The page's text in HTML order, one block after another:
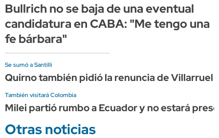
Bullrich no se baja de una eventual
candidatura en CABA: "Me tengo una
fe bárbara"
Se sumó a Santilli
Quirno también pidió la renuncia de
También visitará Colombia
Milei partió rumbo a Ecuador y no estará
Otras noticias